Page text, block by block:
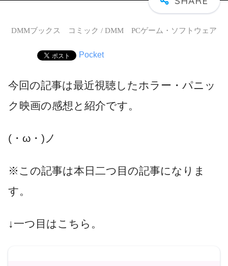
DMMブックス コミック / DMM PCゲーム・ソフトウェア
Pocket
今回の記事は最近視聴したホラー・パニッ
ク映画の感想と紹介です。
(・ω・)ノ
※この記事は本日二つ目の記事になりま
す。
↓一つ目はこちら。